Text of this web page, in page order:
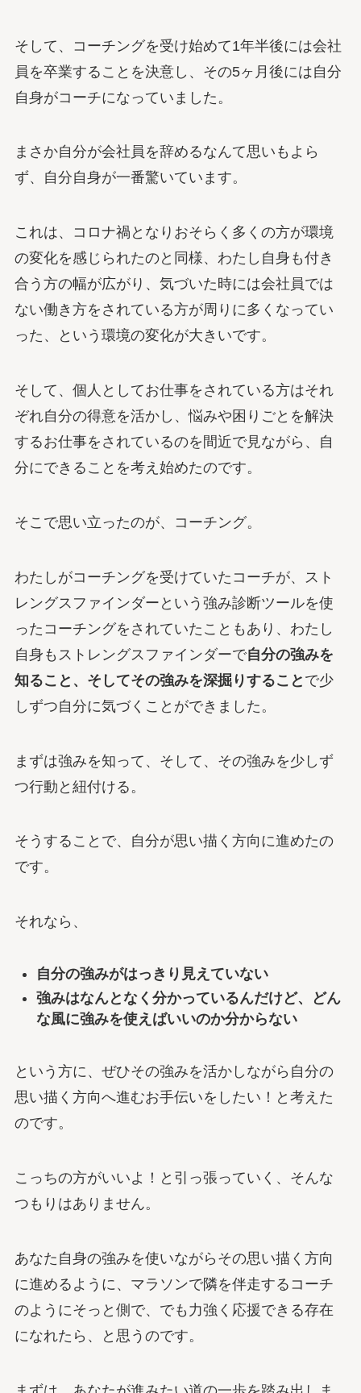
そして、コーチングを受け始めて1年半後には会社
員を卒業することを決意し、その5ヶ月後には自分
自身がコーチになっていました。
まさか自分が会社員を辞めるなんて思いもよら
ず、自分自身が一番驚いています。
これは、コロナ禍となりおそらく多くの方が環境
の変化を感じられたのと同様、わたし自身も付き
合う方の幅が広がり、気づいた時には会社員では
ない働き方をされている方が周りに多くなってい
った、という環境の変化が大きいです。
そして、個人としてお仕事をされている方はそれ
ぞれ自分の得意を活かし、悩みや困りごとを解決
するお仕事をされているのを間近で見ながら、自
分にできることを考え始めたのです。
そこで思い立ったのが、コーチング。
わたしがコーチングを受けていたコーチが、スト
レングスファインダーという強み診断ツールを使
ったコーチングをされていたこともあり、わたし
自身もストレングスファインダーで自分の強みを
知ること、そしてその強みを深掘りすること で少
しずつ自分に気づくことができました。
まずは強みを知って、そして、その強みを少しず
つ行動と紐付ける。
そうすることで、自分が思い描く方向に進めたの
です。
それなら、
自分の強みがはっきり見えていない
強みはなんとなく分かっているんだけど、どん
な風に強みを使えばいいのか分からない
という方に、ぜひその強みを活かしながら自分の
思い描く方向へ進むお手伝いをしたい！と考えた
のです。
こっちの方がいいよ！と引っ張っていく、そんな
つもりはありません。
あなた自身の強みを使いながらその思い描く方向
に進めるように、マラソンで隣を伴走するコーチ
のようにそっと側で、でも力強く応援できる存在
になれたら、と思うのです。